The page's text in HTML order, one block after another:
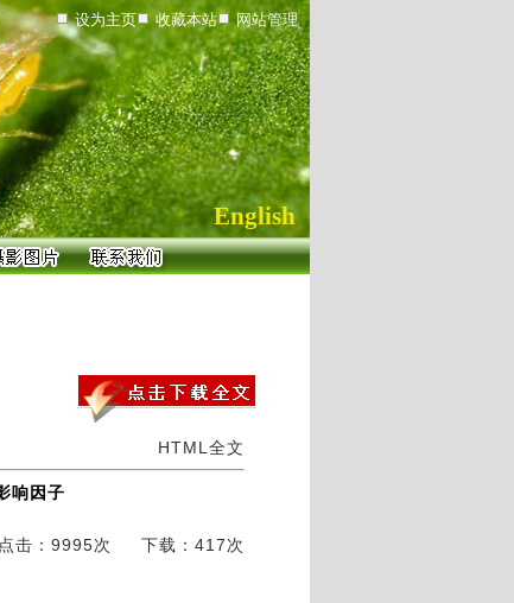
设为主页 收藏本站 网站管理
English
HTML全文
响因子
点击：9995次
下载：417次